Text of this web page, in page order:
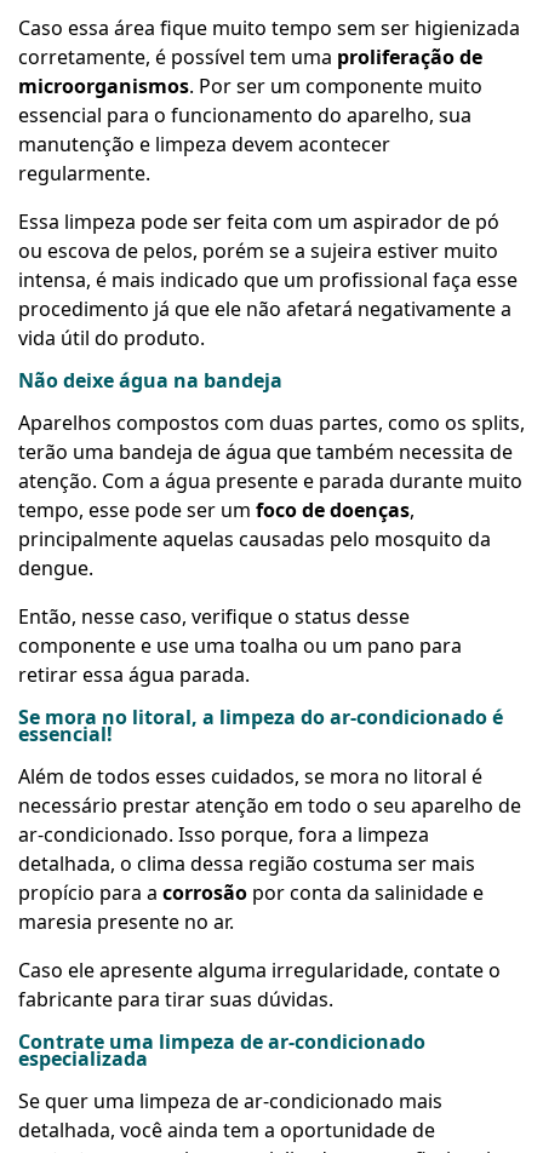
Caso essa área fique muito tempo sem ser higienizada
corretamente, é possível tem uma proliferação de
microorganismos. Por ser um componente muito
essencial para o funcionamento do aparelho, sua
manutenção e limpeza devem acontecer
regularmente.
Essa limpeza pode ser feita com um aspirador de pó
ou escova de pelos, porém se a sujeira estiver muito
intensa, é mais indicado que um profissional faça esse
procedimento já que ele não afetará negativamente a
vida útil do produto.
Não deixe água na bandeja
Aparelhos compostos com duas partes, como os splits,
terão uma bandeja de água que também necessita de
atenção. Com a água presente e parada durante muito
tempo, esse pode ser um foco de doenças,
principalmente aquelas causadas pelo mosquito da
dengue.
Então, nesse caso, verifique o status desse
componente e use uma toalha ou um pano para
retirar essa água parada.
Se mora no litoral, a limpeza do ar-condicionado é
essencial!
Além de todos esses cuidados, se mora no litoral é
necessário prestar atenção em todo o seu aparelho de
ar-condicionado. Isso porque, fora a limpeza
detalhada, o clima dessa região costuma ser mais
propício para a corrosão por conta da salinidade e
maresia presente no ar.
Caso ele apresente alguma irregularidade, contate o
fabricante para tirar suas dúvidas.
Contrate uma limpeza de ar-condicionado
especializada
Se quer uma limpeza de ar-condicionado mais
detalhada, você ainda tem a oportunidade de